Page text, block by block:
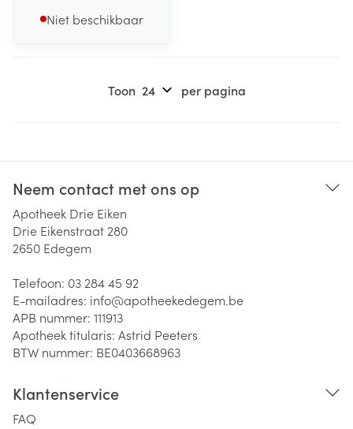
Niet beschikbaar
Toon per pagina
Neem contact met ons op
Apotheek Drie Eiken
Drie Eikenstraat 280
2650 Edegem
Telefoon: 03 284 45 92
E-mailadres: info@apotheekedegem.be
APB nummer: 111913
Apotheek titularis: Astrid Peeters
BTW nummer: BE0403668963
Klantenservice
FAQ